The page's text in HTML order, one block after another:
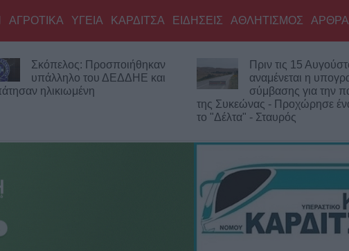
ΑΓΡΟΤΙΚΑ ΥΓΕΙΑ ΚΑΡΔΙΤΣΑ ΕΙΔΗΣΕΙΣ ΑΘΛΗΤΙΣΜΟΣ ΑΡΘΡΑ
Πριν τις 15 Αυγούστου
αναμένεται η υπογραφή της
σύμβασης για την παράκαμψη
Πρόταση
ύψους 440.000
αποκαταστάσεις θα
ο Δήμος Λίμνης Πλαστήρα